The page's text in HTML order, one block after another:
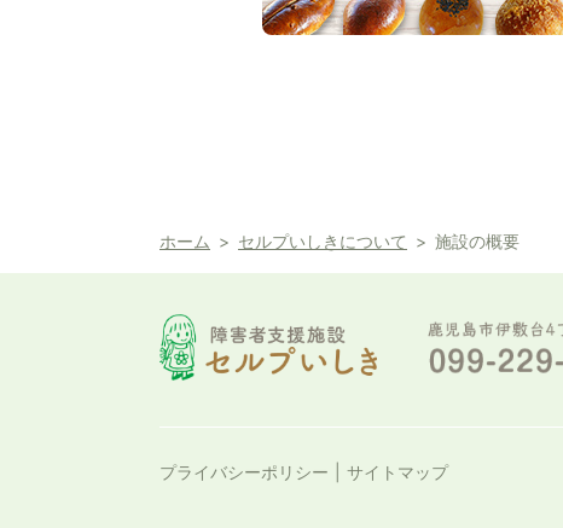
ホーム セルプいしきについて 施設の概要
プライバシーポリシー サイトマップ